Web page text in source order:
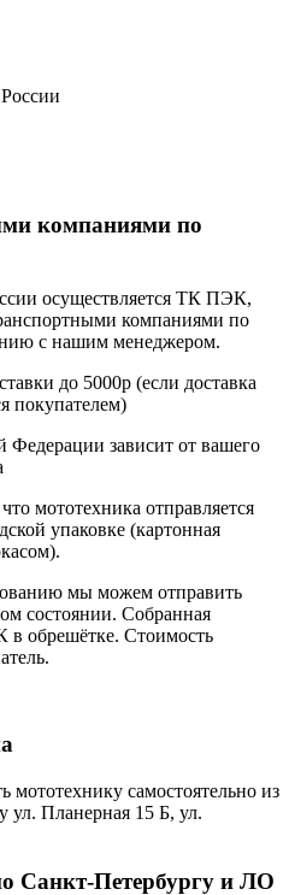
компаниями по
осуществляется ТК ПЭК,
компаниями по
с нашим менеджером.
до 5000р (если доставка
покупателем)
Федерации зависит от вашего
что мототехника отправляется
упаковке (картонная
мы можем отправить
состоянии. Собранная
в обрешётке. Стоимость
мототехнику самостоятельно из
ул. Планерная 15 Б, ул.
Санкт-Петербургу и ЛО